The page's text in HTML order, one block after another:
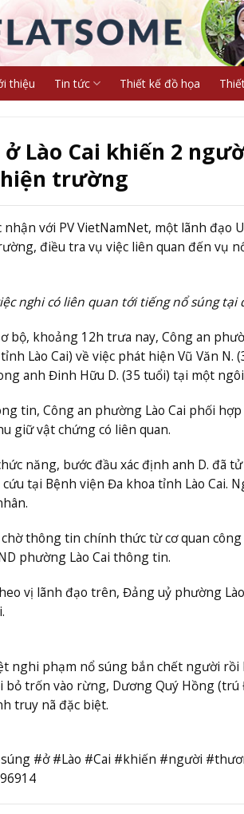
thiệu Tin tức Thiết kế đồ họa
ở Lào Cai khiến 2
trường
nhận với PV VietNamNet, một lãnh đạo
điều tra vụ việc liên quan đến vụ
nghi có liên quan tới tiếng nổ súng tại
bộ, khoảng 12h trưa nay, Công an
Lào Cai) về việc phát hiện Vũ Văn
anh Đinh Hữu D. (35 tuổi) tại một
tin, Công an phường Lào Cai phối
giữ vật chứng có liên quan.
năng, bước đầu xác định anh D. đã
tại Bệnh viện Đa khoa tỉnh Lào Cai.
thông tin chính thức từ cơ quan
phường Lào Cai thông tin.
vị lãnh đạo trên, Đảng uỷ phường
nghi phạm nổ súng bắn chết người rồi
bỏ trốn vào rừng, Dương Quý Hồng
truy nã đặc biệt.
#ở #Lào #Cai #khiến #người